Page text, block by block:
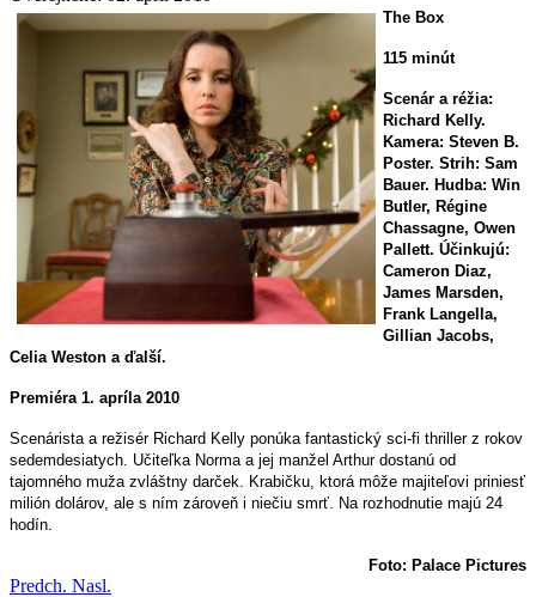
The Box
115 minút
Scenár a réžia:
Richard Kelly.
Kamera: Steven B.
Poster. Strih: Sam
Bauer. Hudba: Win
Butler, Régine
Chassagne, Owen
Pallett. Účinkujú:
Cameron Diaz,
James Marsden,
Frank Langella,
Gillian Jacobs,
Celia Weston a ďalší.
Premiéra 1. apríla 2010
Scenárista a režisér Richard Kelly ponúka fantastický sci-fi thriller z rokov
sedemdesiatych. Učiteľka Norma a jej manžel Arthur dostanú od
tajomného muža zvláštny darček. Krabičku, ktorá môže majiteľovi priniesť
milión dolárov, ale s ním zároveň i niečiu smrť. Na rozhodnutie majú 24
hodín.
Foto: Palace Pictures
Predch. Nasl.